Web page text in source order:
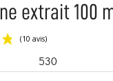
extrait 100
530